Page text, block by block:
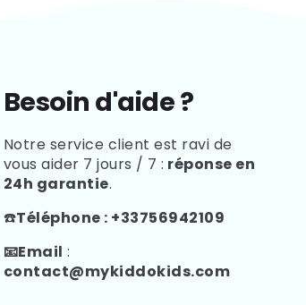
Besoin d'aide ?
Notre service client est ravi de
vous aider 7 jours / 7 : réponse en
24h garantie.
☎️Téléphone : +33756942109
📧Email :
contact@mykiddokids.com